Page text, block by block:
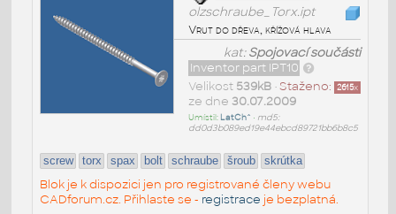
olzschraube_Torx.ipt
Vrut do dřeva, křížová hlava
kat:Spojovací součásti
Inventor part IPT10
Staženo: 2615x
Velikost 539kB•
ze dne 30.07.2009
Umístil: LatCh^ • md5:
dd0d3b089ed19e44ebcd89721bb6b8c5
screw torx spax bolt schraube šroub skrútka
Blok je k dispozici jen pro registrované členy webu
CADforum.cz. Přihlaste se - registrace je bezplatná.